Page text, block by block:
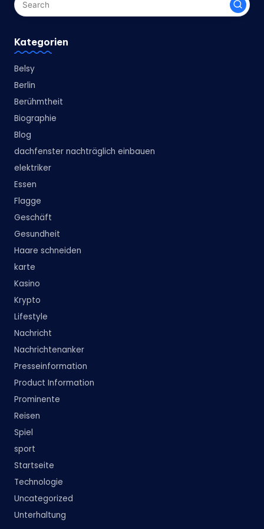
Kategorien
Belsy
Berlin
Berühmtheit
Biographie
Blog
dachfenster nachträglich einbauen
elektriker
Essen
Flagge
Geschäft
Gesundheit
Haare schneiden
karte
Kasino
Krypto
Lifestyle
Nachricht
Nachrichtenanker
Presseinformation
Product Information
Prominente
Reisen
Spiel
sport
Startseite
Technologie
Uncategorized
Unterhaltung